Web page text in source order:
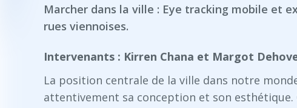
Marcher dans la ville : Eye tracking mobile et
rues viennoises.
Intervenants : Kirren Chana et Margot
La position centrale de la ville dans notre
attentivement sa conception et son esthétique.